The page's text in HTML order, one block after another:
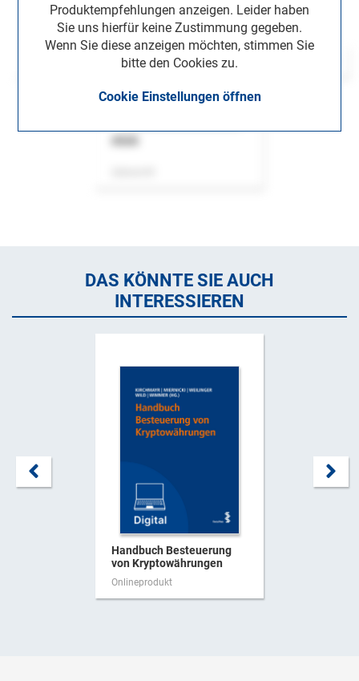
Produktempfehlungen anzeigen. Leider haben
Sie uns hierfür keine Zustimmung gegeben.
Wenn Sie diese anzeigen möchten, stimmen Sie
bitte den Cookies zu.
Cookie Einstellungen öffnen
DAS KÖNNTE SIE AUCH
INTERESSIEREN
Handbuch Besteuerung
von Kryptowährungen
Onlineprodukt